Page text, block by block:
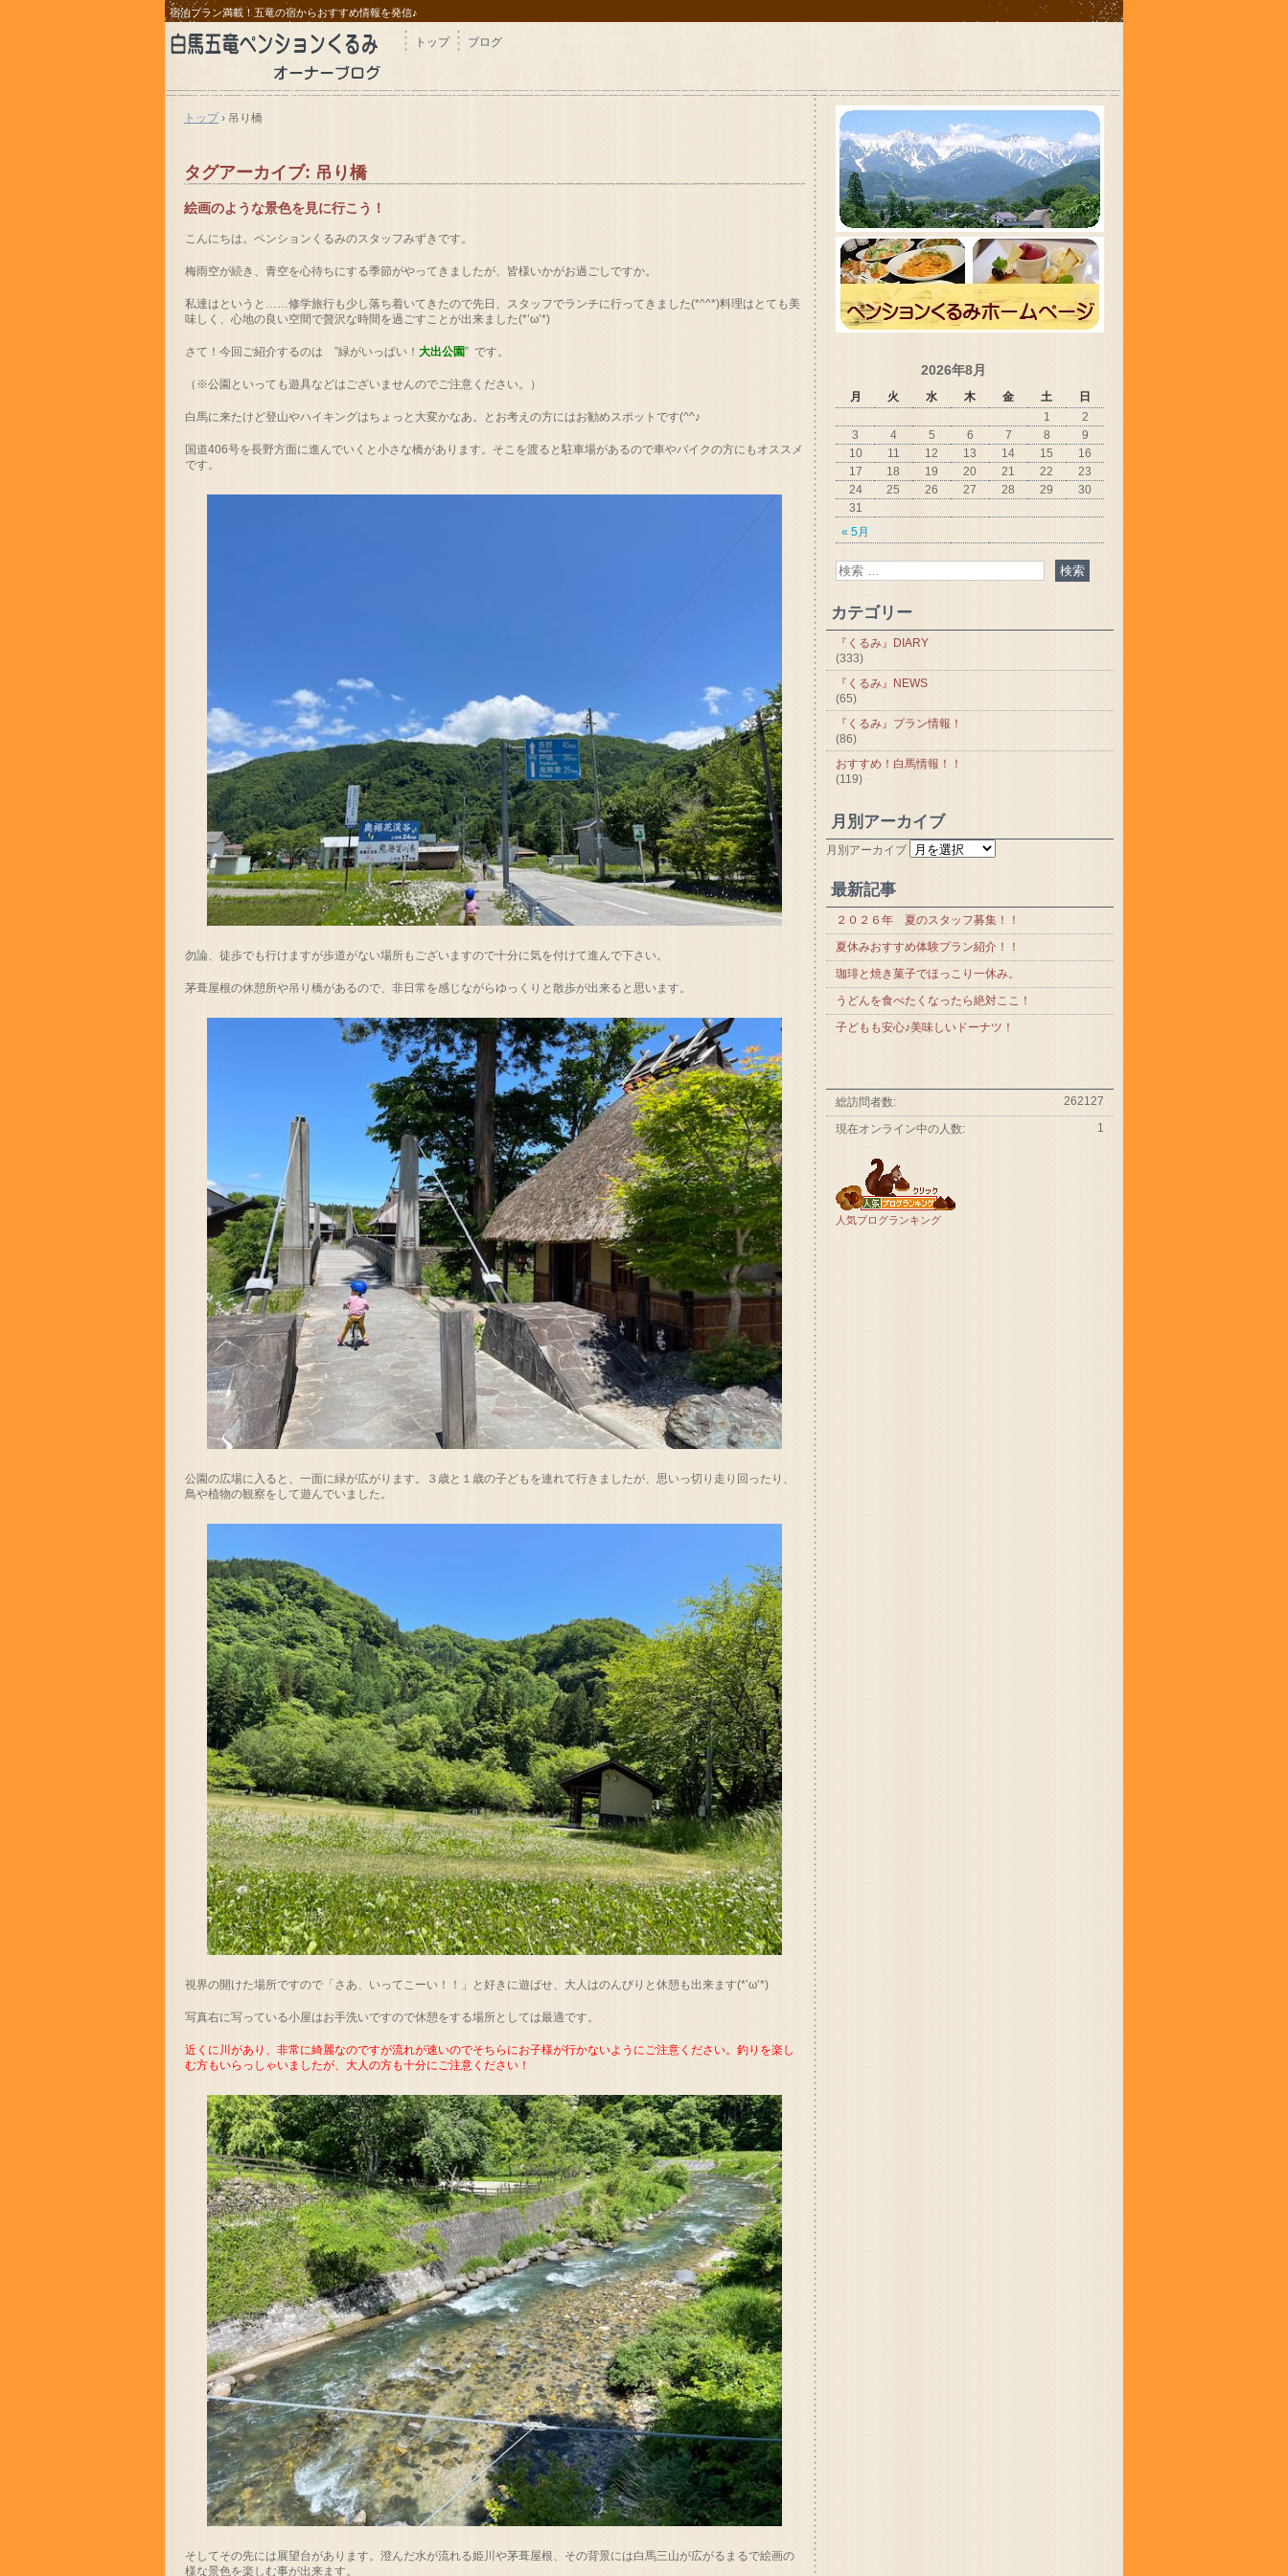
宿泊プラン満載！五竜の宿からおすすめ情報を発信♪
トップ ブログ
トップ › 吊り橋
タグアーカイブ: 吊り橋
絵画のような景色を見に行こう！
こんにちは。ペンションくるみのスタッフみずきです。
梅雨空が続き、青空を心待ちにする季節がやってきましたが、皆様いかがお過ごしですか。
私達はというと……修学旅行も少し落ち着いてきたので先日、スタッフでランチに行ってきました(*^^*)料理はとても美
味しく、心地の良い空間で贅沢な時間を過ごすことが出来ました(*’ω’*)
さて！今回ご紹介するのは ”緑がいっぱい！大出公園” です。
（※公園といっても遊具などはございませんのでご注意ください。）
白馬に来たけど登山やハイキングはちょっと大変かなあ。とお考えの方にはお勧めスポットです(^^♪
国道406号を長野方面に進んでいくと小さな橋があります。そこを渡ると駐車場があるので車やバイクの方にもオススメ
です。
勿論、徒歩でも行けますが歩道がない場所もございますので十分に気を付けて進んで下さい。
茅葺屋根の休憩所や吊り橋があるので、非日常を感じながらゆっくりと散歩が出来ると思います。
公園の広場に入ると、一面に緑が広がります。３歳と１歳の子どもを連れて行きましたが、思いっ切り走り回ったり、
鳥や植物の観察をして遊んでいました。
視界の開けた場所ですので「さあ、いってこーい！！」と好きに遊ばせ、大人はのんびりと休憩も出来ます(*’ω’*)
写真右に写っている小屋はお手洗いですので休憩をする場所としては最適です。
近くに川があり、非常に綺麗なのですが流れが速いのでそちらにお子様が行かないようにご注意ください。釣りを楽し
む方もいらっしゃいましたが、大人の方も十分にご注意ください！
そしてその先には展望台があります。澄んだ水が流れる姫川や茅葺屋根、その背景には白馬三山が広がるまるで絵画の
様な景色を楽しむ事が出来ます。
2026年8月
月 火 水 木 金 土 日
« 5月
1
2
3
4 5 6 7 8
9
10
11 12 13 14 15
16
17
18 19 20 21 22
23
24
25 26 27 28 29
30
31
カテゴリー
『くるみ』DIARY
(333)
『くるみ』NEWS
(65)
『くるみ』プラン情報！
(86)
おすすめ！白馬情報！！
(119)
月別アーカイブ
月別アーカイブ
最新記事
２０２６年 夏のスタッフ募集！！
夏休みおすすめ体験プラン紹介！！
珈琲と焼き菓子でほっこり一休み。
うどんを食べたくなったら絶対ここ！
子どもも安心♪美味しいドーナツ！
262127
総訪問者数:
1
現在オンライン中の人数:
人気ブログランキング